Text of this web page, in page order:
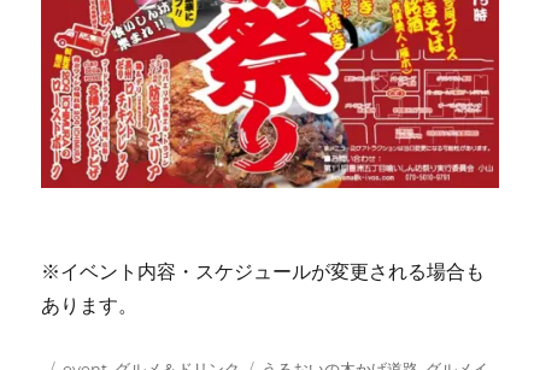
※イベント内容・スケジュールが変更される場合も
あります。